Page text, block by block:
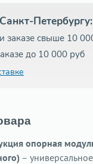
Петербургу:
заказе свыше 10
до 10 000 руб
опорная
–